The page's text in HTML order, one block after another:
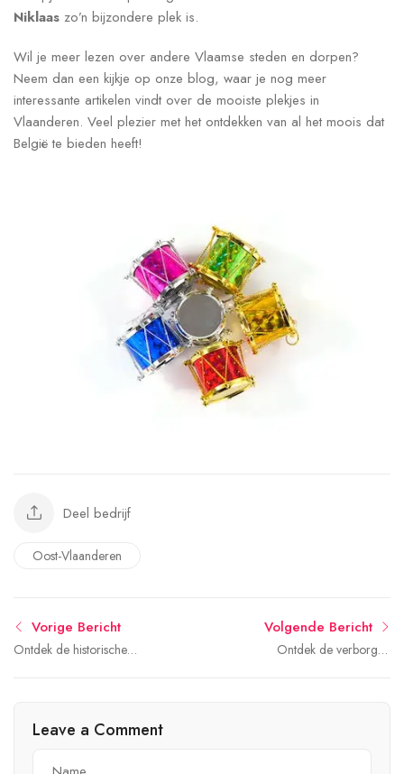
Niklaas zo’n bijzondere plek is.
Wil je meer lezen over andere Vlaamse steden en dorpen?
Neem dan een kijkje op onze blog, waar je nog meer
interessante artikelen vindt over de mooiste plekjes in
Vlaanderen. Veel plezier met het ontdekken van al het moois dat
België te bieden heeft!
Deel bedrijf
Oost-Vlaanderen
Vorige Bericht
Ontdek de historische
Volgende Bericht
Ontdek de verborgen
Leave a Comment